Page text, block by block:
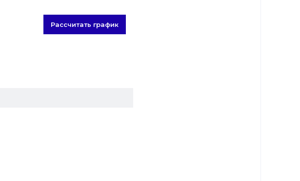
Рассчитать график